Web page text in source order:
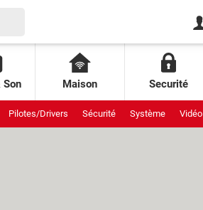
Son Maison Securité
Pilotes/Drivers Sécurité Système Vidéo